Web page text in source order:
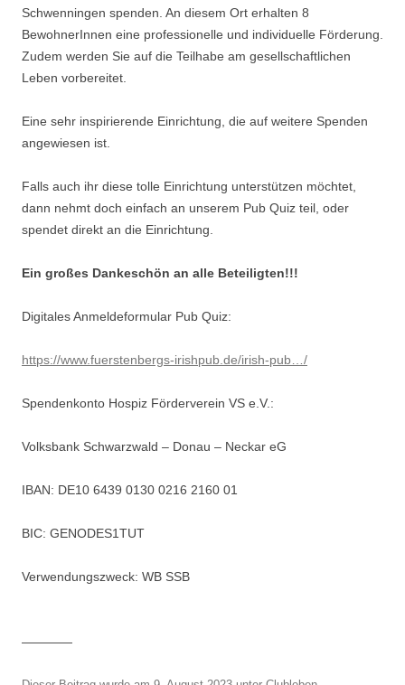
Schwenningen spenden. An diesem Ort erhalten 8
BewohnerInnen eine professionelle und individuelle Förderung.
Zudem werden Sie auf die Teilhabe am gesellschaftlichen
Leben vorbereitet.
Eine sehr inspirierende Einrichtung, die auf weitere Spenden
angewiesen ist.
Falls auch ihr diese tolle Einrichtung unterstützen möchtet,
dann nehmt doch einfach an unserem Pub Quiz teil, oder
spendet direkt an die Einrichtung.
Ein großes Dankeschön an alle Beteiligten!!!
Digitales Anmeldeformular Pub Quiz:
https://www.fuerstenbergs-irishpub.de/irish-pub…/
Spendenkonto Hospiz Förderverein VS e.V.:
Volksbank Schwarzwald – Donau – Neckar eG
IBAN: DE10 6439 0130 0216 2160 01
BIC: GENODES1TUT
Verwendungszweck: WB SSB
————